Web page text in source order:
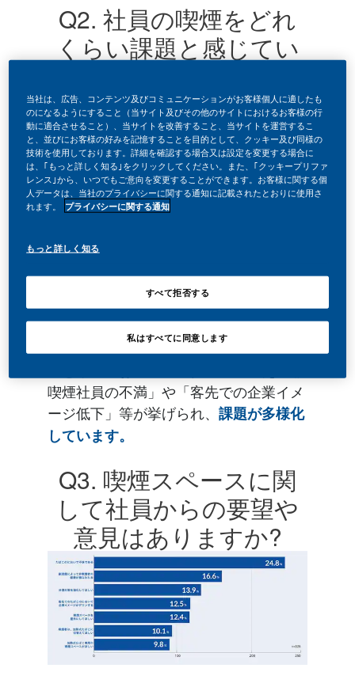
Q2. 社員の喫煙をどれ
くらい課題と感じてい
社員の喫煙を課題と感じる企業は年々上
自社調査によると、およそ65%もの企業
が社員の喫煙を課題に感じています。
具体的な課題の理由として、「社員（喫
煙者・非喫煙者）の健康が損なわれる」
喫煙社員の不満」や「客先での企業イメ
ージ低下」等が挙げられ、 課題が多様化
しています。
Q3. 喫煙スペースに関
して社員からの要望や
意見はありますか?
当社は、広告、コンテンツ及びコミュニケーションがお客様個人に適したも
のになるようにすること（当サイト及びその他のサイトにおけるお客様の行
動に適合させること）、当サイトを改善すること、当サイトを運営するこ
と、並びにお客様の好みを記憶することを目的として、クッキー及び同様の
技術を使用しております。詳細を確認する場合又は設定を変更する場合に
は、｢もっと詳しく知る｣をクリックしてください。また、｢クッキープリファ
レンス｣から、いつでもご意向を変更することができます。お客様に関する個
人データは、当社のプライバシーに関する通知に記載されたとおりに使用さ
れます。
プライバシーに関する通知
もっと詳しく知る
すべて拒否する
私はすべてに同意します